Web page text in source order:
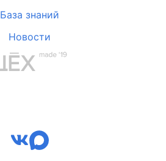
База знаний
Новости